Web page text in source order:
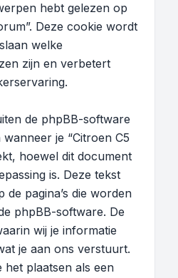
hebt gelezen op
Deze cookie wordt
welke
zijn en verbetert
de phpBB-software
je “Citroen C5
hoewel dit document
is. Deze tekst
de pagina’s die worden
phpBB-software. De
wij je informatie
je aan ons verstuurt.
het plaatsen als een